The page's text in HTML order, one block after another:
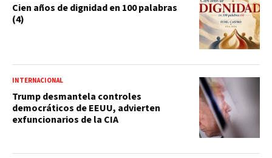
Cien años de dignidad en 100 palabras
(4)
INTERNACIONAL
Trump desmantela controles
democráticos de EEUU, advierten
exfuncionarios de la CIA